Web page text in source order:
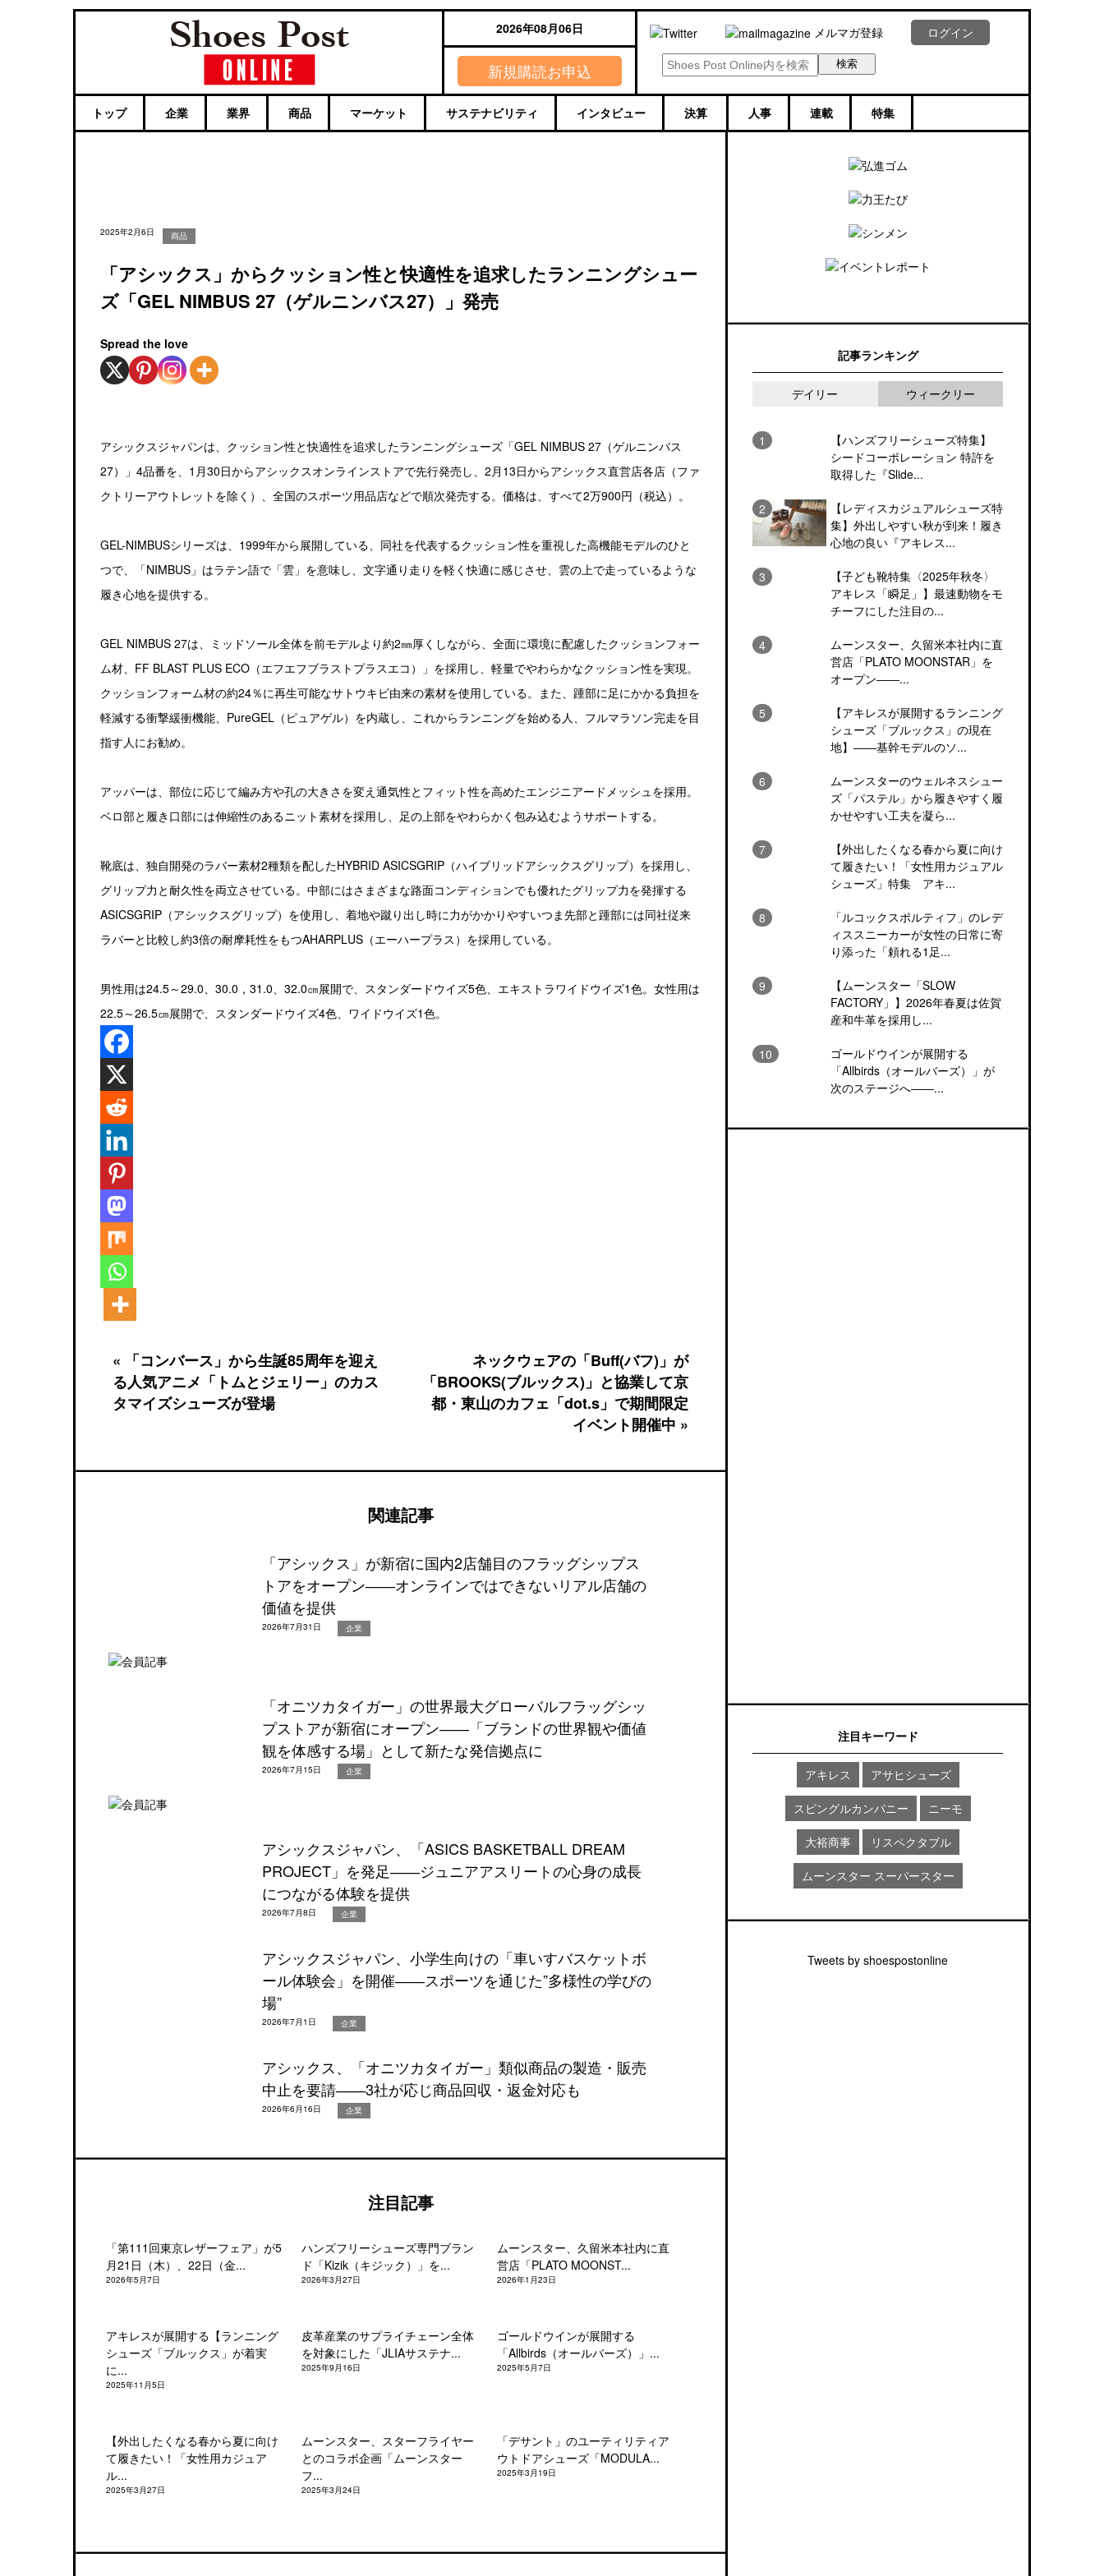
2026年08月06日
新規購読お申込
メルマガ登録 ログイン
トップ 企業 業界 商品 マーケット サステナビリティ インタビュー 決算 人事 連載 特集
2025年2月6日 商品
「アシックス」からクッション性と快適性を追求したランニングシュー
ズ「GEL NIMBUS 27（ゲルニンバス27）」発売
Spread the love
アシックスジャパンは、クッション性と快適性を追求したランニングシューズ「GEL NIMBUS 27（ゲルニンバス
27）」4品番を、1月30日からアシックスオンラインストアで先行発売し、2月13日からアシックス直営店各店（ファ
クトリーアウトレットを除く）、全国のスポーツ用品店などで順次発売する。価格は、すべて2万900円（税込）。
GEL-NIMBUSシリーズは、1999年から展開している、同社を代表するクッション性を重視した高機能モデルのひと
つで、「NIMBUS」はラテン語で「雲」を意味し、文字通り走りを軽く快適に感じさせ、雲の上で走っているような
履き心地を提供する。
GEL NIMBUS 27は、ミッドソール全体を前モデルより約2㎜厚くしながら、全面に環境に配慮したクッションフォー
ム材、FF BLAST PLUS ECO（エフエフブラストプラスエコ）」を採用し、軽量でやわらかなクッション性を実現。
クッションフォーム材の約24％に再生可能なサトウキビ由来の素材を使用している。また、踵部に足にかかる負担を
軽減する衝撃緩衝機能、PureGEL（ピュアゲル）を内蔵し、これからランニングを始める人、フルマラソン完走を目
指す人にお勧め。
アッパーは、部位に応じて編み方や孔の大きさを変え通気性とフィット性を高めたエンジニアードメッシュを採用。
ベロ部と履き口部には伸縮性のあるニット素材を採用し、足の上部をやわらかく包み込むようサポートする。
靴底は、独自開発のラバー素材2種類を配したHYBRID ASICSGRIP（ハイブリッドアシックスグリップ）を採用し、
グリップ力と耐久性を両立させている。中部にはさまざまな路面コンディションでも優れたグリップ力を発揮する
ASICSGRIP（アシックスグリップ）を使用し、着地や蹴り出し時に力がかかりやすいつま先部と踵部には同社従来
ラバーと比較し約3倍の耐摩耗性をもつAHARPLUS（エーハープラス）を採用している。
男性用は24.5～29.0、30.0，31.0、32.0㎝展開で、スタンダードウイズ5色、エキストラワイドウイズ1色。女性用は
22.5～26.5㎝展開で、スタンダードウイズ4色、ワイドウイズ1色。
« 「コンバース」から生誕85周年を迎え
る人気アニメ「トムとジェリー」のカス
タマイズシューズが登場
ネックウェアの「Buff(バフ)」が
「BROOKS(ブルックス)」と協業して京
都・東山のカフェ「dot.s」で期間限定
イベント開催中 »
関連記事
「アシックス」が新宿に国内2店舗目のフラッグシップス
トアをオープン――オンラインではできないリアル店舗の
価値を提供
2026年7月31日 企業
「オニツカタイガー」の世界最大グローバルフラッグシッ
プストアが新宿にオープン――「ブランドの世界観や価値
観を体感する場」として新たな発信拠点に
2026年7月15日 企業
アシックスジャパン、「ASICS BASKETBALL DREAM
PROJECT」を発足――ジュニアアスリートの心身の成長
につながる体験を提供
2026年7月8日 企業
アシックスジャパン、小学生向けの「車いすバスケットボ
ール体験会」を開催――スポーツを通じた”多様性の学びの
場”
2026年7月1日 企業
アシックス、「オニツカタイガー」類似商品の製造・販売
中止を要請――3社が応じ商品回収・返金対応も
2026年6月16日 企業
注目記事
「第111回東京レザーフェア」が5
月21日（木）、22日（金...
2026年5月7日
ハンズフリーシューズ専門ブラン
ド「Kizik（キジック）」を...
2026年3月27日
ムーンスター、久留米本社内に直
営店「PLATO MOONST...
2026年1月23日
アキレスが展開する【ランニング
シューズ「ブルックス」が着実
に...
2025年11月5日
皮革産業のサプライチェーン全体
を対象にした「JLIAサステナ...
2025年9月16日
ゴールドウインが展開する
「Allbirds（オールバーズ）」...
2025年5月7日
【外出したくなる春から夏に向け
て履きたい！「女性用カジュア
ル...
2025年3月27日
ムーンスター、スターフライヤー
とのコラボ企画「ムーンスター
フ...
2025年3月24日
「デサント」のユーティリティア
ウトドアシューズ「MODULA...
2025年3月19日
記事ランキング
デイリー ウィークリー
【ハンズフリーシューズ特集】
シードコーポレーション 特許を
取得した『Slide...
【レディスカジュアルシューズ特
集】外出しやすい秋が到来！履き
心地の良い『アキレス...
【子ども靴特集〈2025年秋冬〉
アキレス「瞬足」】最速動物をモ
チーフにした注目の...
ムーンスター、久留米本社内に直
営店「PLATO MOONSTAR」を
オープン――...
【アキレスが展開するランニング
シューズ「ブルックス」の現在
地】――基幹モデルのソ...
ムーンスターのウェルネスシュー
ズ「パステル」から履きやすく履
かせやすい工夫を凝ら...
【外出したくなる春から夏に向け
て履きたい！「女性用カジュアル
シューズ」特集 アキ...
「ルコックスポルティフ」のレデ
ィススニーカーが女性の日常に寄
り添った「頼れる1足...
【ムーンスター「SLOW
FACTORY」】2026年春夏は佐賀
産和牛革を採用し...
ゴールドウインが展開する
「Allbirds（オールバーズ）」が
次のステージへ――...
注目キーワード
アキレス アサヒシューズ
スピングルカンパニー ニーモ
大裕商事 リスペクタブル
ムーンスター スーパースター
Tweets by shoespostonline